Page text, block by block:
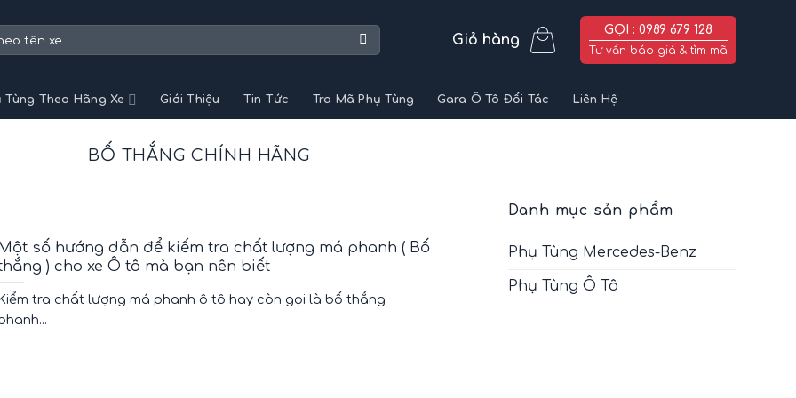
Giỏ hàng
GỌI : 0989 679 128
Tư vấn báo giá & tìm mã
Tùng Theo Hãng Xe Giới Thiệu Tin Tức Tra Mã Phụ Tùng Gara Ô Tô Đối Tác Liên Hệ
BỐ THẮNG CHÍNH HÃNG
Một số hướng dẫn để kiếm tra chất lượng má phanh ( Bố
) cho xe Ô tô mà bạn nên biết
Kiểm tra chất lượng má phanh ô tô hay còn gọi là bố thắng
Danh mục sản phẩm
Phụ Tùng Mercedes-Benz
Phụ Tùng Ô Tô